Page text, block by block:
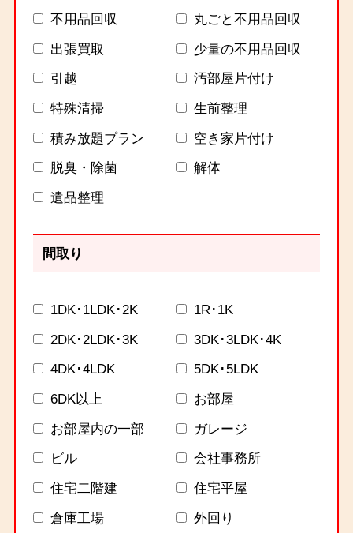
不用品回収
丸ごと不用品回収
出張買取
少量の不用品回収
引越
汚部屋片付け
特殊清掃
生前整理
積み放題プラン
空き家片付け
脱臭・除菌
解体
遺品整理
間取り
1DK･1LDK･2K
1R･1K
2DK･2LDK･3K
3DK･3LDK･4K
4DK･4LDK
5DK･5LDK
6DK以上
お部屋
お部屋内の一部
ガレージ
ビル
会社事務所
住宅二階建
住宅平屋
倉庫工場
外回り